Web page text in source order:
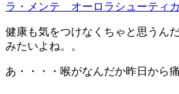
ラ・メンテ オーロラシューティ
健康も気をつけなくちゃと思うん
みたいよね。。
あ・・・・喉がなんだか昨日から